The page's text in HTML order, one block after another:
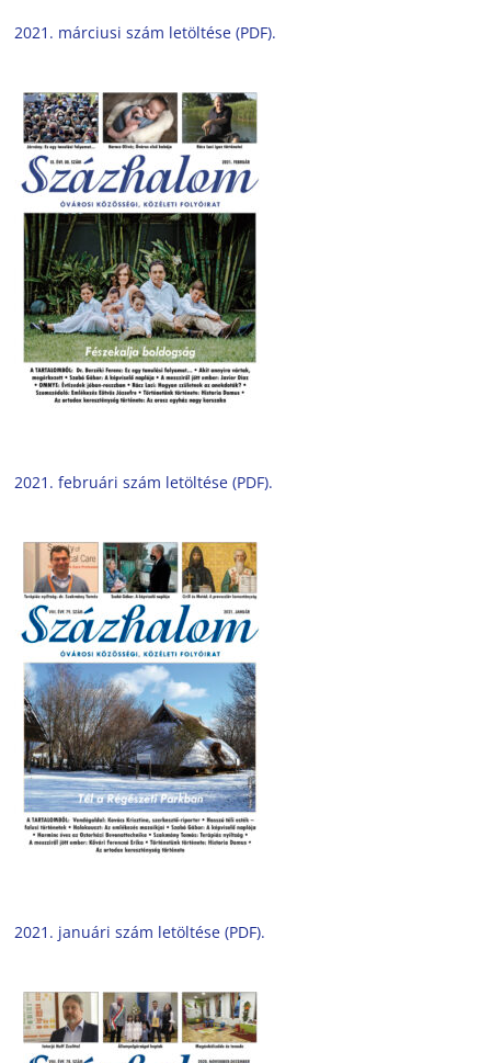
2021. márciusi szám letöltése (PDF).
2021. februári szám letöltése (PDF).
2021. januári szám letöltése (PDF).